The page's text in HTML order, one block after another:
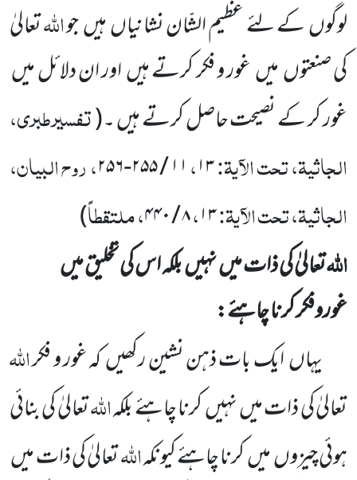
لوگوںکے لئے عظیم الشّان نشانیاںہیںجواللہتعالیٰ
کی صنعتوںمیںغور و فکر کرتے ہیںاور ان دلائل میں
غور کر کے نصیحت حاصل کرتے ہیں ۔(تفسیرطبری،
الجاثیۃ، تحت الآیۃ:۱۳،۱۱/۲۵۵-۲۵۶، روح البیان،
الجاثیۃ، تحت الآیۃ:۱۳،۸/۴۴۰، ملتقطاً)
اللہتعالیٰ کی ذات میںنہیںبلکہ اس کی تخلیق میں
غوروفکر کرنا چاہئے:
یہاںایک بات ذہن نشین رکھیںکہ غور و فکراللہ
تعالیٰ کی ذات میںنہیںکرنا چاہئے بلکہاللہتعالیٰ کی بنائی
ہوئیچیزوںمیںکرنا چاہئے کیونکہاللہتعالیٰ کی ذات میں